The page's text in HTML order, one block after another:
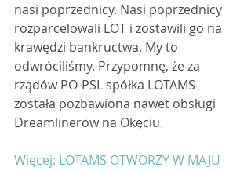
nasi poprzednicy. Nasi poprzednicy
rozparcelowali LOT i zostawili go na
krawędzi bankructwa. My to
odwróciliśmy. Przypomnę, że za
rządów PO-PSL spółka LOTAMS
została pozbawiona nawet obsługi
Dreamlinerów na Okęciu.
Więcej: LOTAMS OTWORZY W MAJU